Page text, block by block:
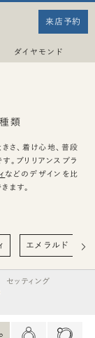
来店予約
ダイヤモンド
類
さ、着け心地、普段
。ブリリアンスプラ
などのデザインを比
ます。
エメラルド
セッティング